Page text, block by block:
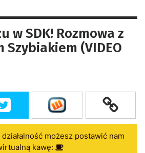
w SDK! Rozmowa z
Szybiakiem (VIDEO
możesz postawić nam
kawę: